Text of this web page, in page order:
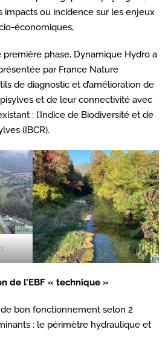
impacts ou incidence sur les enjeux
économiques,
phase, Dynamique Hydro a
par France Nature
de diagnostic et d’amélioration de
et de leur connectivité avec
: l’Indice de Biodiversité et de
(IBCR).
de l’EBF « technique »
de bon fonctionnement selon 2
: le périmètre hydraulique et